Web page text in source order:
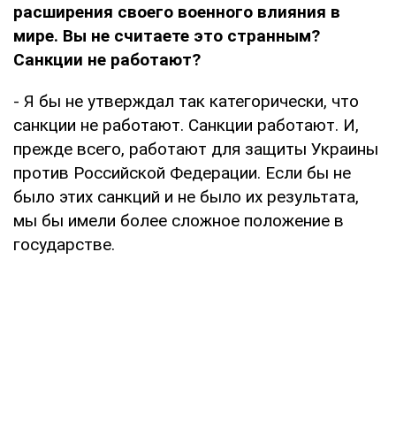
расширения своего военного влияния в
мире. Вы не считаете это странным?
Санкции не работают?
- Я бы не утверждал так категорически, что
санкции не работают. Санкции работают. И,
прежде всего, работают для защиты Украины
против Российской Федерации. Если бы не
было этих санкций и не было их результата,
мы бы имели более сложное положение в
государстве.